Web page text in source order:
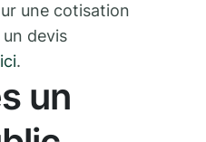
une cotisation
devis
ici.
un